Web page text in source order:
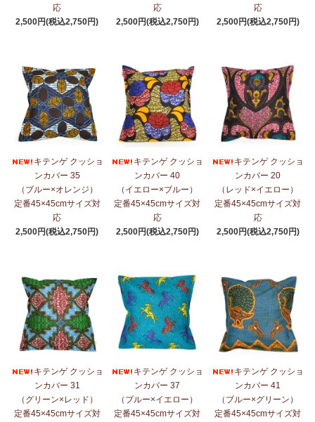
応
2,500円(税込2,750円)
応
2,500円(税込2,750円)
応
2,500円(税込2,750円)
キテンゲ クッショ
ンカバー 35
（ブルー×オレンジ）
定番45×45cmサイズ対
応
2,500円(税込2,750円)
キテンゲ クッショ
ンカバー 40
（イエロー×ブルー）
定番45×45cmサイズ対
応
2,500円(税込2,750円)
キテンゲ クッショ
ンカバー 20
（レッド×イエロー）
定番45×45cmサイズ対
応
2,500円(税込2,750円)
キテンゲ クッショ
ンカバー 31
（グリーン×レッド）
定番45×45cmサイズ対
キテンゲ クッショ
ンカバー 37
（ブルー×イエロー）
定番45×45cmサイズ対
キテンゲ クッショ
ンカバー 41
（ブルー×グリーン）
定番45×45cmサイズ対